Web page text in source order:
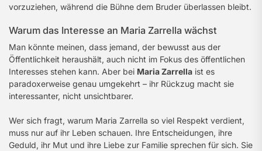
vorzuziehen, während die Bühne dem Bruder überlassen bleibt.
Warum das Interesse an Maria Zarrella wächst
Man könnte meinen, dass jemand, der bewusst aus der
Öffentlichkeit heraushält, auch nicht im Fokus des öffentlichen
Interesses stehen kann. Aber bei Maria Zarrella ist es
paradoxerweise genau umgekehrt – ihr Rückzug macht sie
interessanter, nicht unsichtbarer.
Wer sich fragt, warum Maria Zarrella so viel Respekt verdient,
muss nur auf ihr Leben schauen. Ihre Entscheidungen, ihre
Geduld, ihr Mut und ihre Liebe zur Familie sprechen für sich. Sie